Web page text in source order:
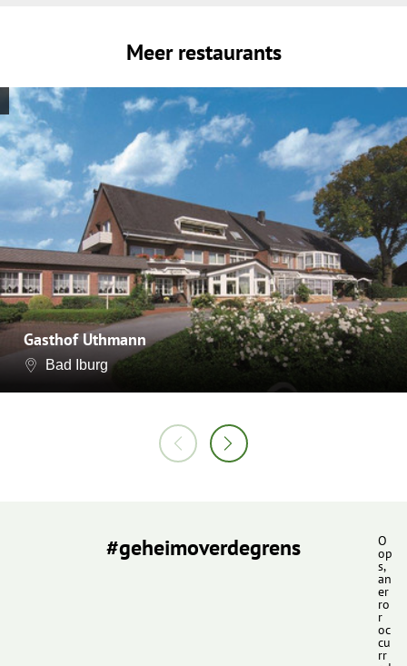
Meer restaurants
Gasthof Uthmann
Bad Iburg
#geheimoverdegrens O
op
s,
an
er
ro
r
oc
cu
rr